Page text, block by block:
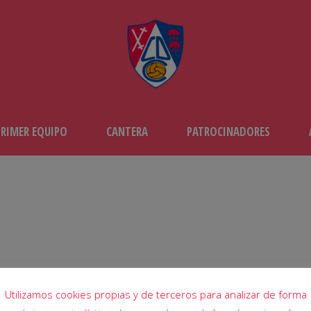
EQUIPO CANTERA PATROCINADORES
Utilizamos cookies propias y de terceros para analizar de forma